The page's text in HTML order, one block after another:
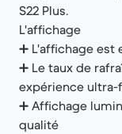
S22 Plus.
L'affichage
➕ L'affichage
➕ Le taux de
expérience ultra-
➕ Affichage
qualité